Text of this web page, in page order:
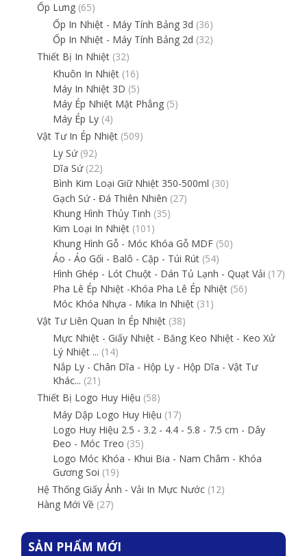
Ốp Lưng (65)
Ốp In Nhiệt - Máy Tính Bảng 3d (36)
Ốp In Nhiệt - Máy Tính Bảng 2d (32)
Thiết Bị In Nhiệt (32)
Khuôn In Nhiệt (16)
Máy In Nhiệt 3D (5)
Máy Ép Nhiệt Mặt Phẳng (5)
Máy Ép Ly (4)
Vật Tư In Ép Nhiệt (509)
Ly Sứ (92)
Dĩa Sứ (22)
Bình Kim Loại Giữ Nhiệt 350-500ml (30)
Gạch Sứ - Đá Thiên Nhiên (27)
Khung Hình Thủy Tinh (35)
Kim Loại In Nhiệt (101)
Khung Hình Gỗ - Móc Khóa Gỗ MDF (50)
Áo - Áo Gối - Balô - Cặp - Túi Rút (54)
Hình Ghép - Lót Chuột - Dán Tủ Lạnh - Quạt Vải (17)
Pha Lê Ép Nhiệt -Khóa Pha Lê Ép Nhiệt (56)
Móc Khóa Nhựa - Mika In Nhiệt (31)
Vật Tư Liên Quan In Ép Nhiệt (38)
Mực Nhiệt - Giấy Nhiệt - Băng Keo Nhiệt - Keo Xử
Lý Nhiệt ... (14)
Nắp Ly - Chân Dĩa - Hộp Ly - Hộp Dĩa - Vật Tư
Khác... (21)
Thiết Bị Logo Huy Hiệu (58)
Máy Dập Logo Huy Hiệu (17)
Logo Huy Hiệu 2.5 - 3.2 - 4.4 - 5.8 - 7.5 cm - Dây
Đeo - Móc Treo (35)
Logo Móc Khóa - Khui Bia - Nam Châm - Khóa
Gương Soi (19)
Hệ Thống Giấy Ảnh - Vải In Mực Nước (12)
Hàng Mới Về (27)
SẢN PHẨM MỚI